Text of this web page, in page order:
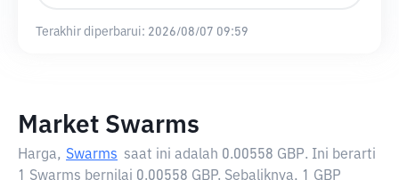
Terakhir diperbarui: 2026/08/07 09:59
Market Swarms
Harga, Swarms saat ini adalah 0.00558 GBP. Ini berarti
1 Swarms bernilai 0.00558 GBP. Sebaliknya, 1 GBP